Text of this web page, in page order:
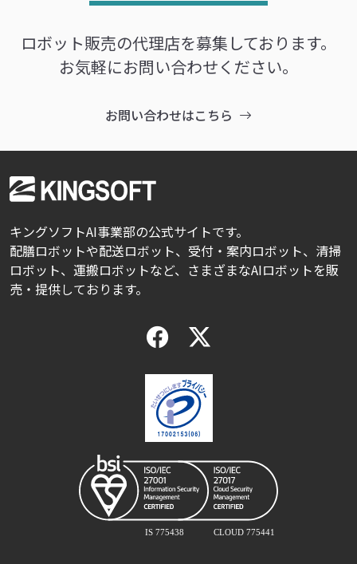
ロボット販売の代理店を募集しております。
お気軽にお問い合わせください。
お問い合わせはこちら
キングソフトAI事業部の公式サイトです。
配膳ロボットや配送ロボット、受付・案内ロボット、清掃
ロボット、運搬ロボットなど、さまざまなAIロボットを販
売・提供しております。